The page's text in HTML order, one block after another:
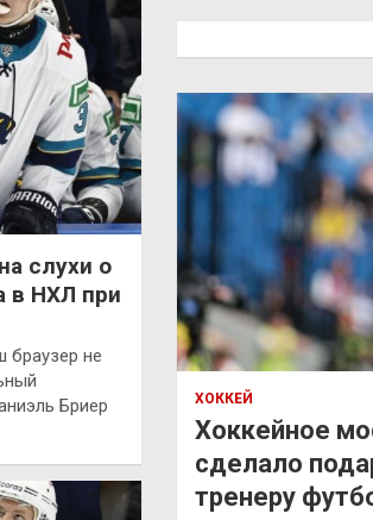
слухи о
в НХЛ при
браузер не
Бриер
ХОККЕЙ
Хоккейное
сделало
тренеру